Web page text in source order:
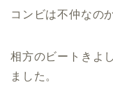
コンビは不仲なのか
相方のビートきよ
ました。